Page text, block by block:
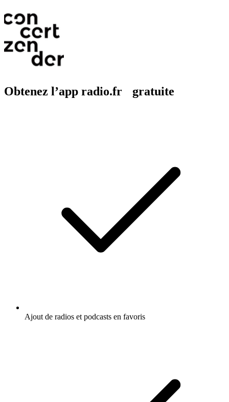
Obtenez l’app radio.fr gratuite
Ajout de radios et podcasts en favoris